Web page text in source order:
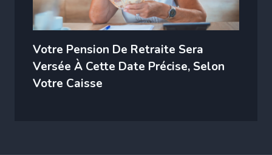
Votre Pension De Retraite Sera
Versée À Cette Date Précise, Selon
Votre Caisse